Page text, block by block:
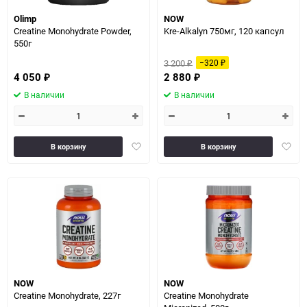
Olimp
Creatine Monohydrate Powder,
550г
4 050 ₽
В наличии
Добавить
В корзину
NOW
Kre-Alkalyn 750мг, 120 капсул
3 200₽ −320 ₽
2 880 ₽
В наличии
В корзину
NOW
Creatine Monohydrate, 227г
NOW
Creatine Monohydrate